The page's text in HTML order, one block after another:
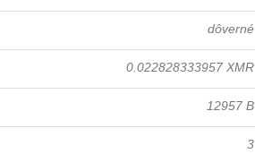
dôverné
0.022828333957 XMR
12957 B
3